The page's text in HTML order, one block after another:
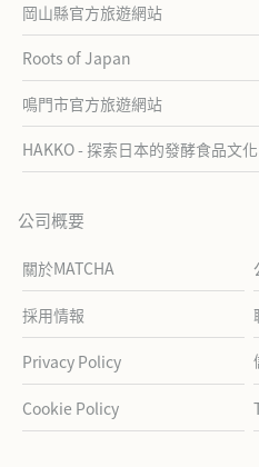
岡山縣官方旅遊網站
Roots of Japan
鳴門市官方旅遊網站
HAKKO - 探索日本的發酵食品文化
公司概要
關於MATCHA
採用情報
Privacy Policy
Cookie Policy